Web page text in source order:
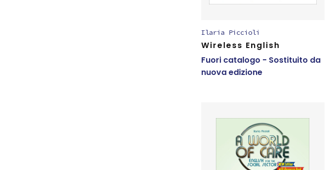
Ilaria Piccioli
Wireless English
Fuori catalogo - Sostituito da
nuova edizione